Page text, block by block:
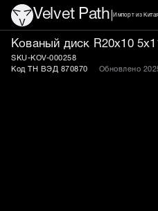
Velvet Path Импорт из Китая
Кованый
Кованый диск R20x10
SKU-KOV-000258
Код ТН ВЭД 870870
Обновлено